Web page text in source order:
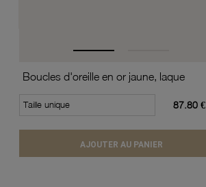
Boucles d'oreille en or jaune, laque
Taille unique 87.80 €
AJOUTER AU PANIER